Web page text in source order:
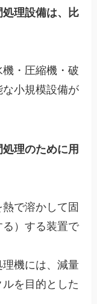
処理設備は、比
・圧縮機・破
小規模設備が
理のために用
で溶かして固
）する装置で
機には、減量
を目的とした